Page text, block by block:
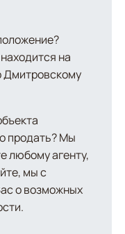
на
Дмитровскому
продать? Мы
любому агенту,
мы с
о возможных